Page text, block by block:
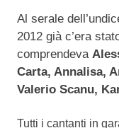
Al serale
2012 già c’era
comprendeva
Carta, Annalisa,
Valerio Scanu,
Tutti i cantanti in